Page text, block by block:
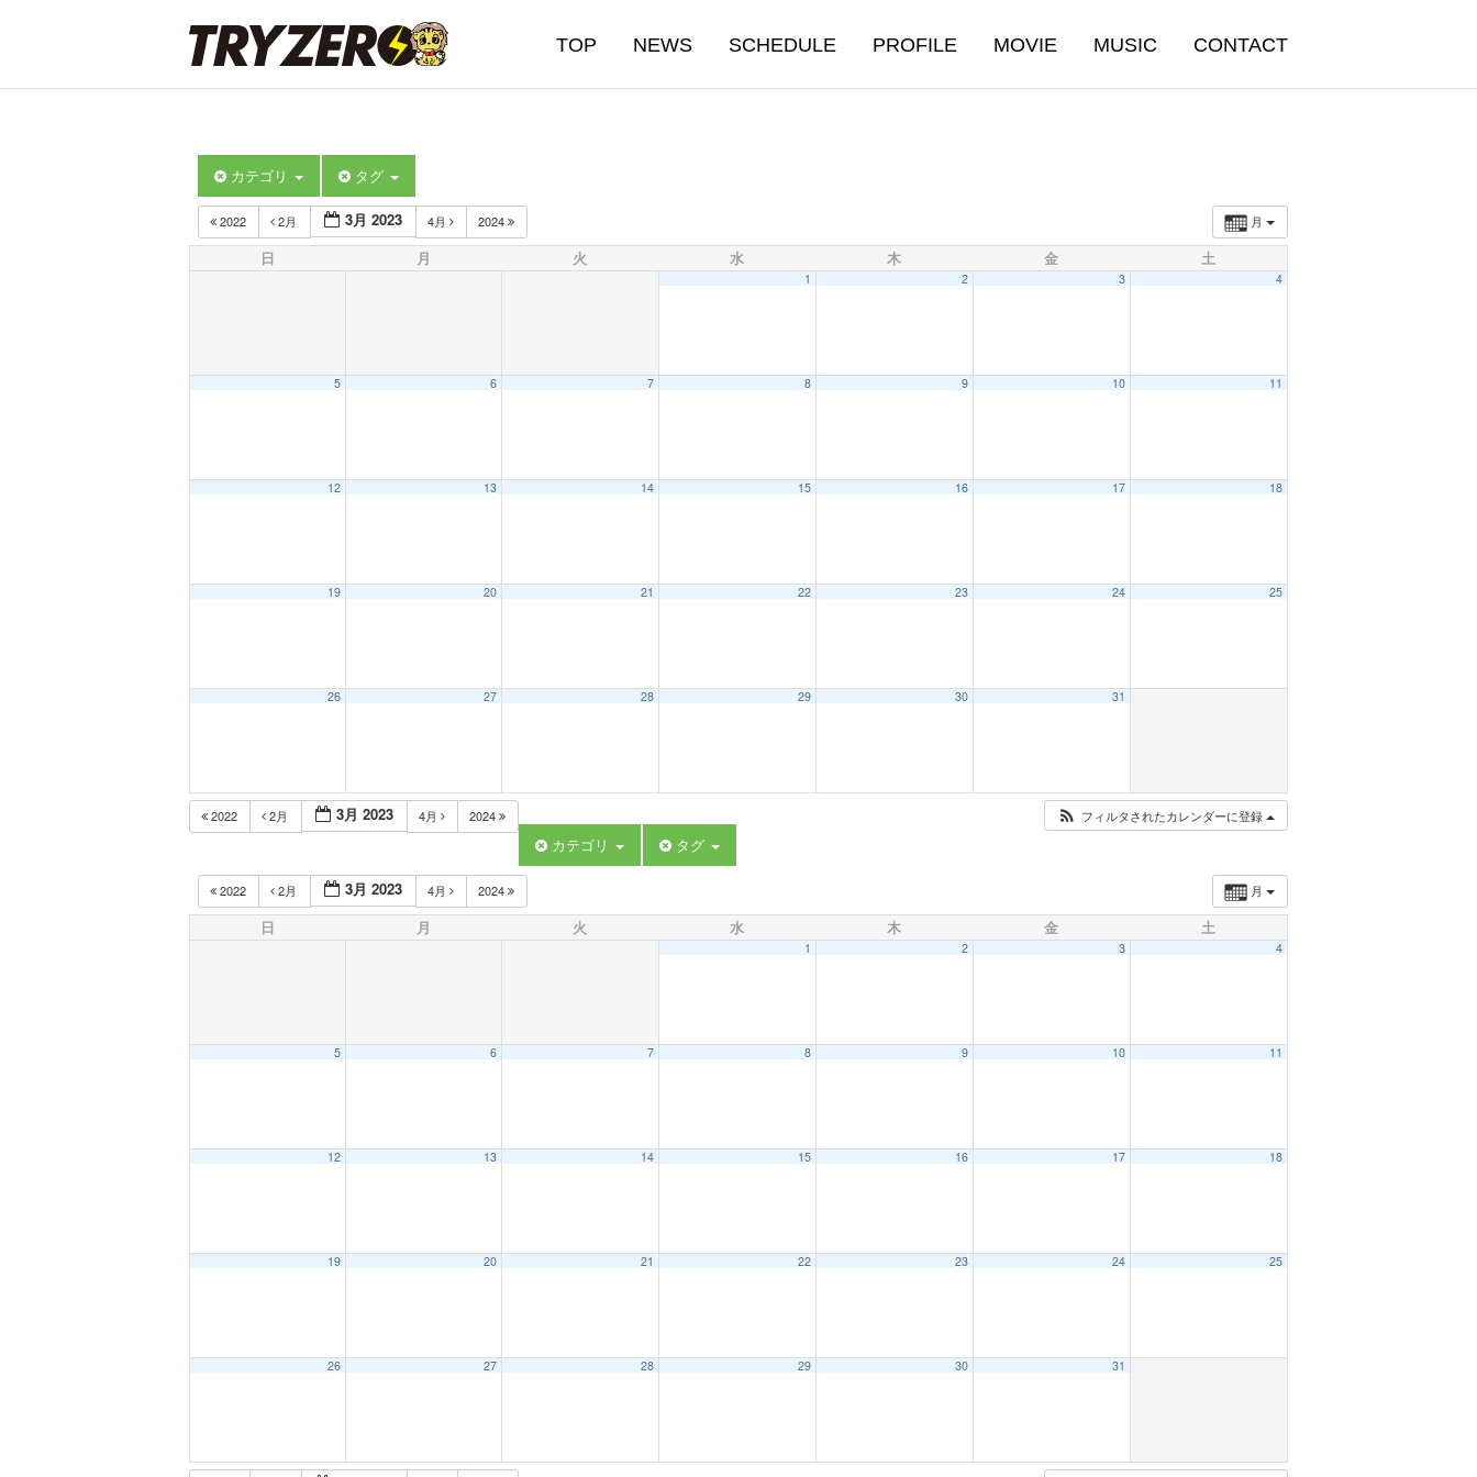
TOP NEWS SCHEDULE PROFILE MOVIE MUSIC CONTACT
カテゴリ タグ
月
2022 2月 3月 2023 4月 2024
日 月 火 水 木 金 土
1 2 3 4
5 6 7 8 9 10 11
12 13 14 15 16 17 18
19 20 21 22 23 24 25
26 27 28 29 30 31
2022 2月 3月 2023 4月 2024 フィルタされたカレンダーに登録
カテゴリ タグ
月
2022 2月 3月 2023 4月 2024
日 月 火 水 木 金 土
1 2 3 4
5 6 7 8 9 10 11
12 13 14 15 16 17 18
19 20 21 22 23 24 25
26 27 28 29 30 31